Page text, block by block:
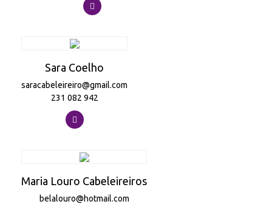
Sara Coelho
saracabeleireiro@gmail.com
231 082 942
Maria Louro Cabeleireiros
belalouro@hotmail.com